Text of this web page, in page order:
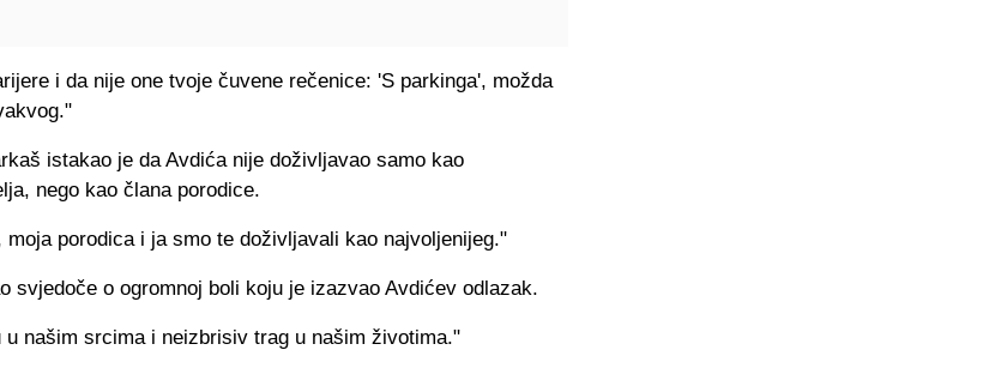
i da nije one tvoje čuvene rečenice: 'S parkinga', možda
istakao je da Avdića nije doživljavao samo kao
nego kao člana porodice.
porodica i ja smo te doživljavali kao najvoljenijeg."
svjedoče o ogromnoj boli koju je izazvao Avdićev odlazak.
našim srcima i neizbrisiv trag u našim životima."